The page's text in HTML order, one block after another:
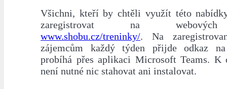
Všichni, kteří by chtěli využít této
zaregistrovat na webových
www.shobu.cz/treninky/. Na
zájemcům každý týden přijde odkaz
probíhá přes aplikaci Microsoft Teams. K
není nutné nic stahovat ani instalovat.